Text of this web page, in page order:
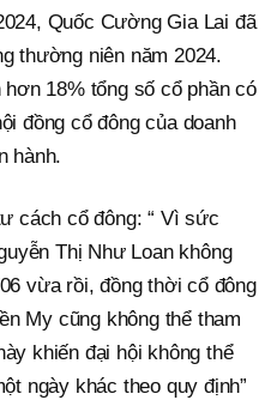
Quốc Cường Gia Lai đã
thường niên năm 2024.
18% tổng số cổ phần có
đồng cổ đông của doanh
hành.
cách cổ đông: “ Vì sức
Thị Như Loan không
vừa rồi, đồng thời cổ đông
My cũng không thể tham
khiến đại hội không thể
ngày khác theo quy định”